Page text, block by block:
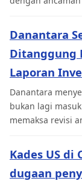
Danantara
Ditanggung
Laporan
Danantara
bukan lagi
memaksa revisi
Kades US
dugaan